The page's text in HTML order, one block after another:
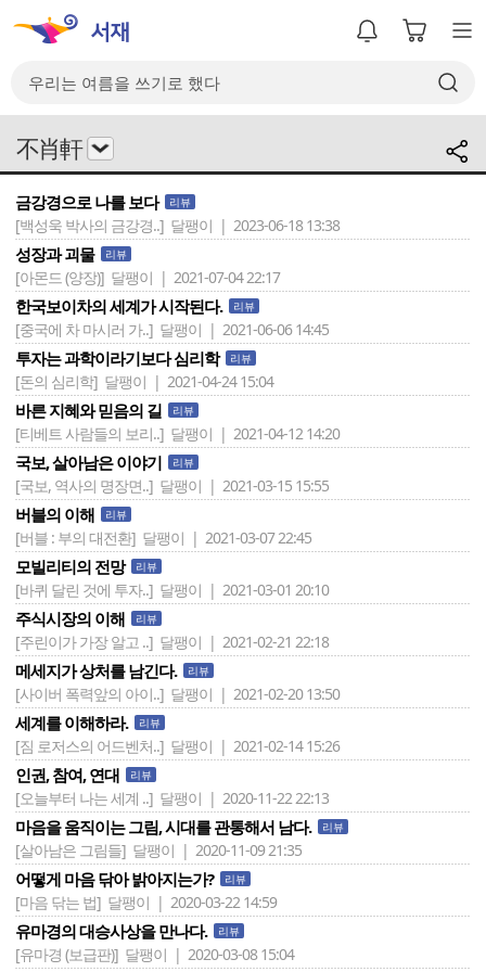
不肖軒
금강경으로 나를 보다 리뷰
[백성욱 박사의 금강경..] 달팽이 | 2023-06-18 13:38
성장과 괴물 리뷰
[아몬드 (양장)] 달팽이 | 2021-07-04 22:17
한국보이차의 세계가 시작된다. 리뷰
[중국에 차 마시러 가..] 달팽이 | 2021-06-06 14:45
투자는 과학이라기보다 심리학 리뷰
[돈의 심리학] 달팽이 | 2021-04-24 15:04
바른 지혜와 믿음의 길 리뷰
[티베트 사람들의 보리..] 달팽이 | 2021-04-12 14:20
국보, 살아남은 이야기 리뷰
[국보, 역사의 명장면..] 달팽이 | 2021-03-15 15:55
버블의 이해 리뷰
[버블 : 부의 대전환] 달팽이 | 2021-03-07 22:45
모빌리티의 전망 리뷰
[바퀴 달린 것에 투자..] 달팽이 | 2021-03-01 20:10
주식시장의 이해 리뷰
[주린이가 가장 알고 ..] 달팽이 | 2021-02-21 22:18
메세지가 상처를 남긴다. 리뷰
[사이버 폭력앞의 아이..] 달팽이 | 2021-02-20 13:50
세계를 이해하라. 리뷰
[짐 로저스의 어드벤처..] 달팽이 | 2021-02-14 15:26
인권, 참여, 연대 리뷰
[오늘부터 나는 세계 ..] 달팽이 | 2020-11-22 22:13
마음을 움직이는 그림, 시대를 관통해서 남다. 리뷰
[살아남은 그림들] 달팽이 | 2020-11-09 21:35
어떻게 마음 닦아 밝아지는가? 리뷰
[마음 닦는 법] 달팽이 | 2020-03-22 14:59
유마경의 대승사상을 만나다. 리뷰
[유마경 (보급판)] 달팽이 | 2020-03-08 15:04